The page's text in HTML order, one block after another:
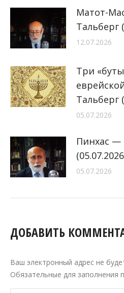
Матот-
Тальберг
12.07.2026
Три
Тальберг
05.07.2026
Пинхас —
05.07.2026
ДОБАВИТЬ
Ваш электронный адрес не
Обязательные для заполнения